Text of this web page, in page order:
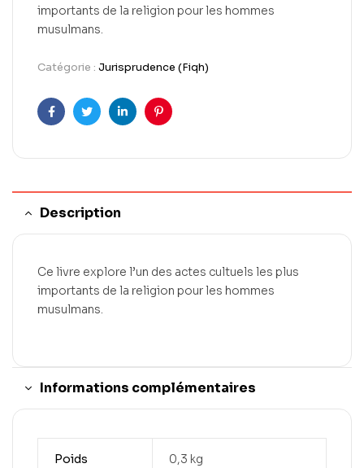
importants de la religion pour les hommes
musulmans.
Catégorie : Jurisprudence (Fiqh)
FacebookTwitterLinkedInPinterest
Description
Ce livre explore l’un des actes cultuels les plus
importants de la religion pour les hommes
musulmans.
Informations complémentaires
Poids 0,3 kg